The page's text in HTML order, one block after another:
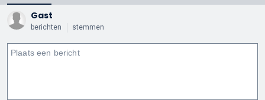
Gast
berichten stemmen